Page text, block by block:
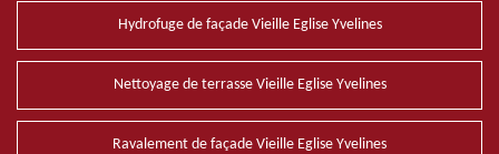
Hydrofuge de façade Vieille Eglise Yvelines
Nettoyage de terrasse Vieille Eglise Yvelines
Ravalement de façade Vieille Eglise Yvelines